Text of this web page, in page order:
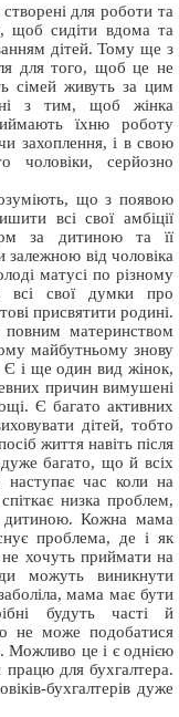
для роботи та
щоб сидіти вдома та
дітей. Тому ще з
для того, щоб це не
сімей живуть за цим
з тим, щоб жінка
їхню роботу
захоплення, і в свою
серйозно
що з появою
всі свої амбіції
за дитиною та її
від чоловіка
матусі по різному
всі свої думки про
присвятити родині.
повним материнством
майбутньому знову
Є і ще один вид жінок,
причин вимушені
Є багато активних
дітей, тобто
життя навіть після
дуже багато, що й всіх
час коли на
низка проблем,
дитиною. Кожна мама
проблема, де і як
хочуть приймати на
можуть виникнути
мама має бути
будуть часті й
не може подобатися
Можливо це і є однією
для бухгалтера.
бухгалтерів дуже